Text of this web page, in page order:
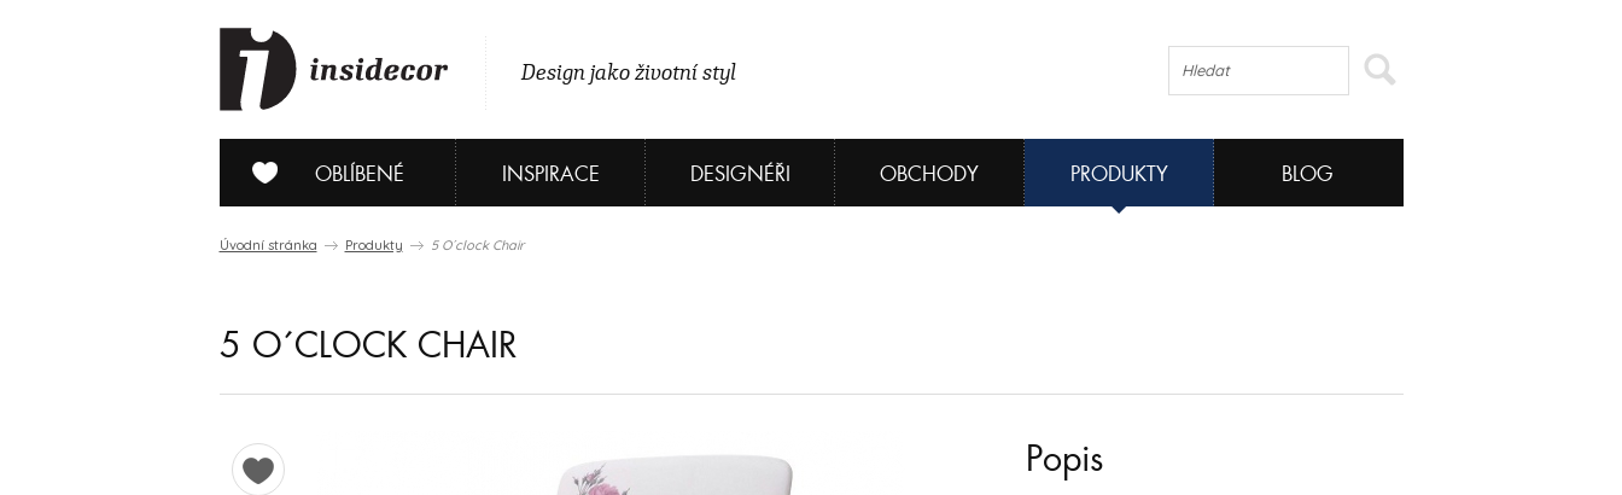
Design jako životní styl
OBLÍBENÉ INSPIRACE DESIGNÉŘI OBCHODY PRODUKTY BLOG
Úvodní stránka Produkty 5 O´clock Chair
5 O´CLOCK CHAIR
Popis